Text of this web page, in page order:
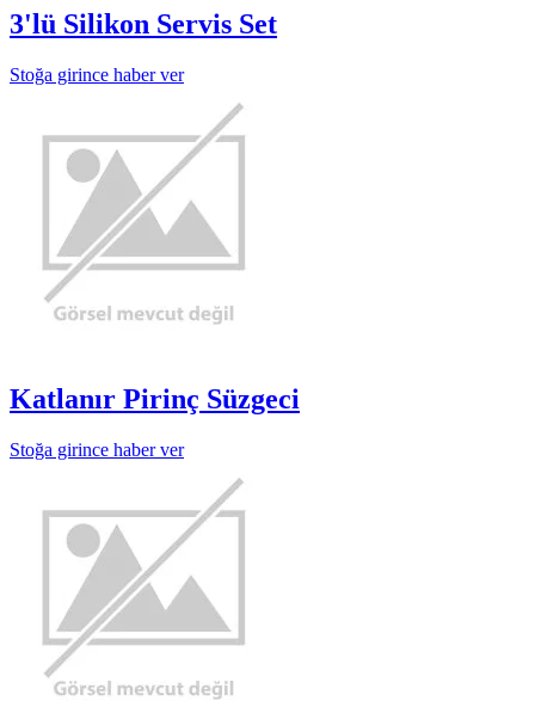
3'lü Silikon Servis Set
Stoğa girince haber ver
Katlanır Pirinç Süzgeci
Stoğa girince haber ver